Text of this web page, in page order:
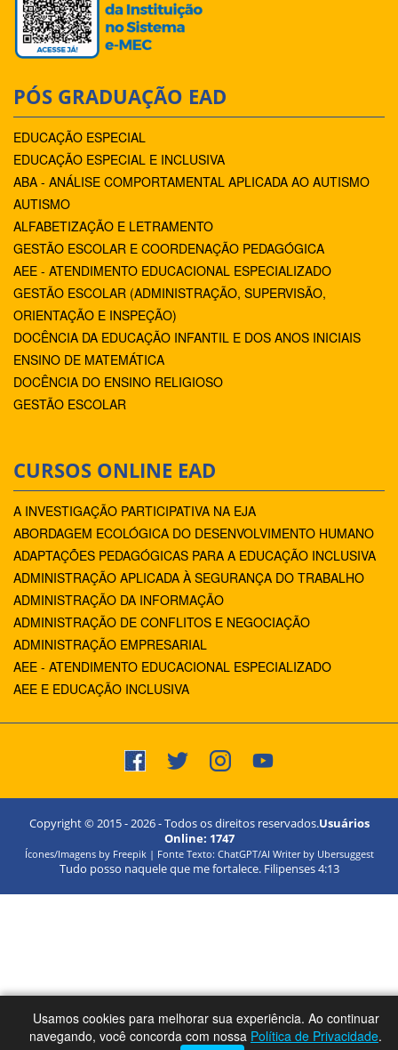
PÓS GRADUAÇÃO EAD
EDUCAÇÃO ESPECIAL
EDUCAÇÃO ESPECIAL E INCLUSIVA
ABA - ANÁLISE COMPORTAMENTAL APLICADA AO AUTISMO
AUTISMO
ALFABETIZAÇÃO E LETRAMENTO
GESTÃO ESCOLAR E COORDENAÇÃO PEDAGÓGICA
AEE - ATENDIMENTO EDUCACIONAL ESPECIALIZADO
GESTÃO ESCOLAR (ADMINISTRAÇÃO, SUPERVISÃO,
ORIENTAÇÃO E INSPEÇÃO)
DOCÊNCIA DA EDUCAÇÃO INFANTIL E DOS ANOS INICIAIS
ENSINO DE MATEMÁTICA
DOCÊNCIA DO ENSINO RELIGIOSO
GESTÃO ESCOLAR
CURSOS ONLINE EAD
A INVESTIGAÇÃO PARTICIPATIVA NA EJA
ABORDAGEM ECOLÓGICA DO DESENVOLVIMENTO HUMANO
ADAPTAÇÕES PEDAGÓGICAS PARA A EDUCAÇÃO INCLUSIVA
ADMINISTRAÇÃO APLICADA À SEGURANÇA DO TRABALHO
ADMINISTRAÇÃO DA INFORMAÇÃO
ADMINISTRAÇÃO DE CONFLITOS E NEGOCIAÇÃO
ADMINISTRAÇÃO EMPRESARIAL
AEE - ATENDIMENTO EDUCACIONAL ESPECIALIZADO
AEE E EDUCAÇÃO INCLUSIVA
Copyright © 2015 -2026- Todos os direitos reservados.Usuários
Online: 1747
Ícones/Imagens by Freepik | Fonte Texto: ChatGPT/AI Writer by Ubersuggest
Tudo posso naquele que me fortalece. Filipenses 4:13
Usamos cookies para melhorar sua experiência. Ao continuar
navegando, você concorda com nossa Política de Privacidade.